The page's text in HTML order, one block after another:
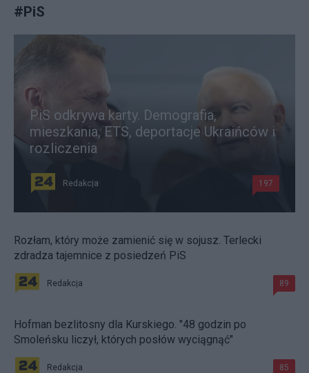
#PiS
PiS odkrywa karty. Demografia,
mieszkania, ETS, deportacje Ukraińców i
rozliczenia
Redakcja 197
Rozłam, który może zamienić się w sojusz. Terlecki
zdradza tajemnice z posiedzeń PiS
Redakcja 89
Hofman bezlitosny dla Kurskiego. "48 godzin po
Smoleńsku liczył, których posłów wyciągnąć"
Redakcja 85